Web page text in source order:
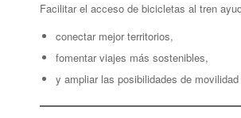
Facilitar el acceso de bicicletas al tren
conectar mejor territorios,
fomentar viajes más sostenibles,
y ampliar las posibilidades de